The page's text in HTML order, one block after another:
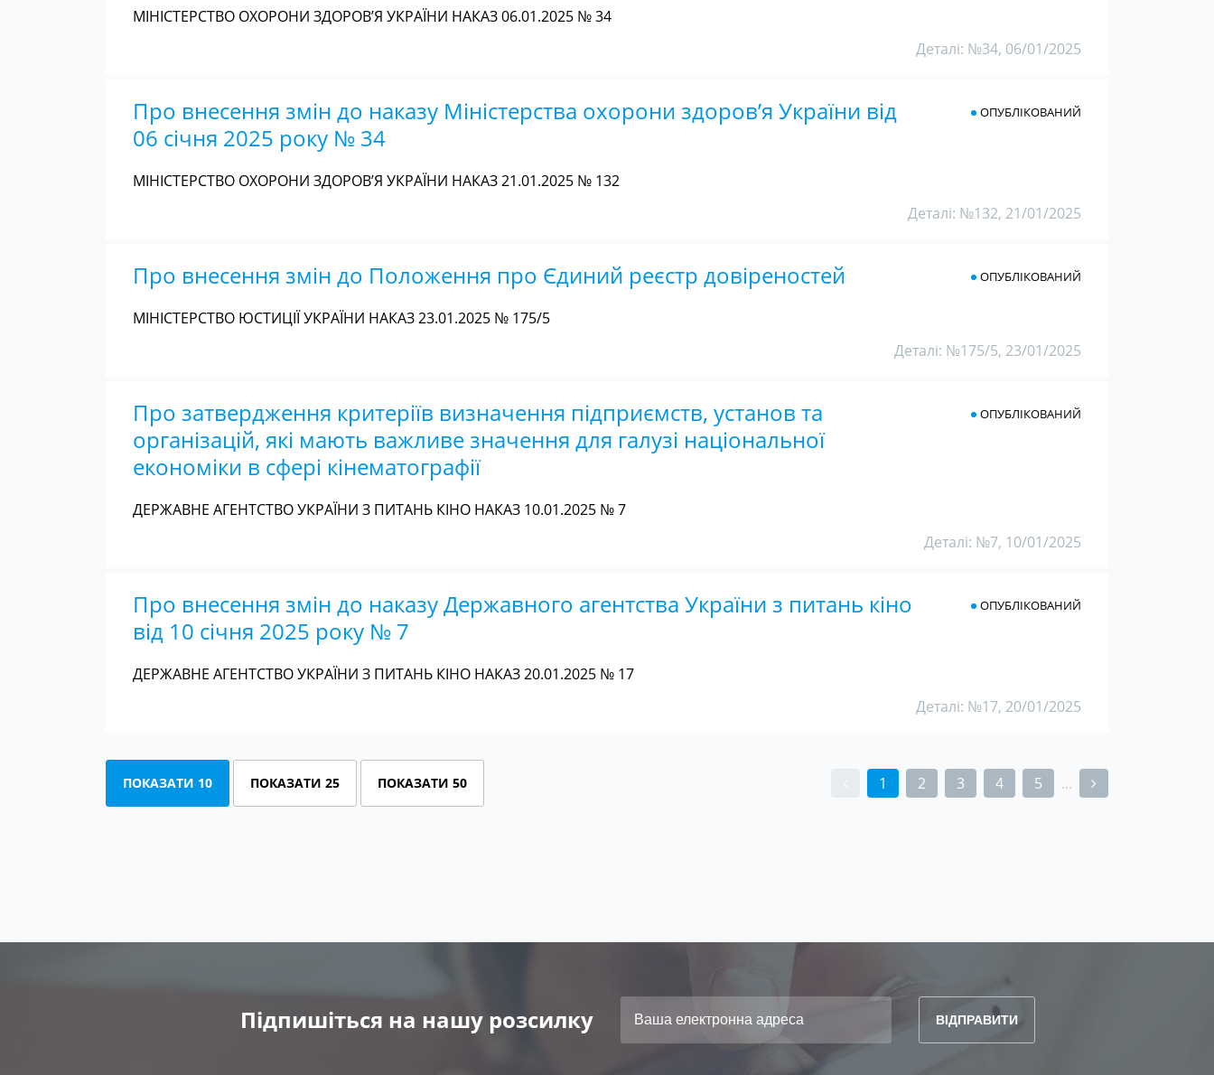
МІНІСТЕРСТВО ОХОРОНИ ЗДОРОВ’Я УКРАЇНИ НАКАЗ 06.01.2025 № 34
Деталі: №34, 06/01/2025
Про внесення змін до наказу Міністерства охорони здоров’я України від
06 січня 2025 року № 34
ОПУБЛІКОВАНИЙ
МІНІСТЕРСТВО ОХОРОНИ ЗДОРОВ’Я УКРАЇНИ НАКАЗ 21.01.2025 № 132
Деталі: №132, 21/01/2025
Про внесення змін до Положення про Єдиний реєстр довіреностей ОПУБЛІКОВАНИЙ
МІНІСТЕРСТВО ЮСТИЦІЇ УКРАЇНИ НАКАЗ 23.01.2025 № 175/5
Деталі: №175/5, 23/01/2025
Про затвердження критеріїв визначення підприємств, установ та
організацій, які мають важливе значення для галузі національної
економіки в сфері кінематографії
ОПУБЛІКОВАНИЙ
ДЕРЖАВНЕ АГЕНТСТВО УКРАЇНИ З ПИТАНЬ КІНО НАКАЗ 10.01.2025 № 7
Деталі: №7, 10/01/2025
Про внесення змін до наказу Державного агентства України з питань кіно
від 10 січня 2025 року № 7
ОПУБЛІКОВАНИЙ
ДЕРЖАВНЕ АГЕНТСТВО УКРАЇНИ З ПИТАНЬ КІНО НАКАЗ 20.01.2025 № 17
Деталі: №17, 20/01/2025
ПОКАЗАТИ 10 ПОКАЗАТИ 25 ПОКАЗАТИ 50
1
2 3 4 5 ...
Підпишіться на нашу розсилку